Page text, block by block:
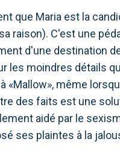
que Maria est la
raison). C'est une
d'une destination
les moindres détails
«Mallow», même
des faits est une
aidé par le
ses plaintes à la